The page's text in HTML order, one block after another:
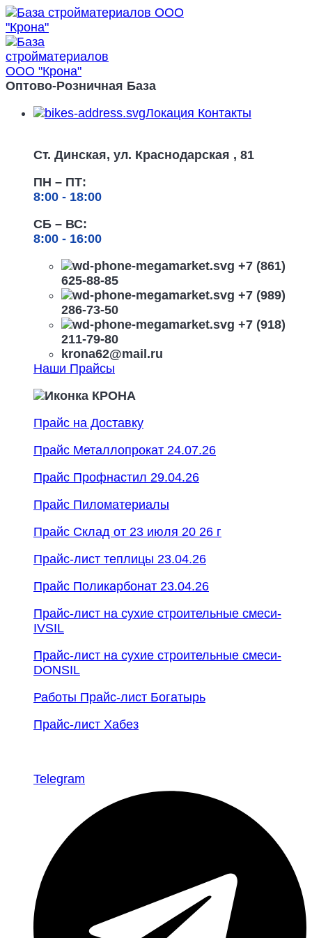
Оптово-Розничная База
Локация Контакты
Ст. Динская, ул. Краснодарская , 81
ПН – ПТ:
8:00 - 18:00
СБ – ВС:
8:00 - 16:00
+7 (861)
625-88-85
+7 (989)
286-73-50
+7 (918)
211-79-80
krona62@mail.ru
Наши Прайсы
Прайс на Доставку
Прайс Металлопрокат 24.07.26
Прайс Профнастил 29.04.26
Прайс Пиломатериалы
Прайс Склад от 23 июля 20 26 г
Прайс-лист теплицы 23.04.26
Прайс Поликарбонат 23.04.26
Прайс-лист на сухие строительные смеси-
IVSIL
Прайс-лист на сухие строительные смеси-
DONSIL
Работы Прайс-лист Богатырь
Прайс-лист Хабез
Telegram